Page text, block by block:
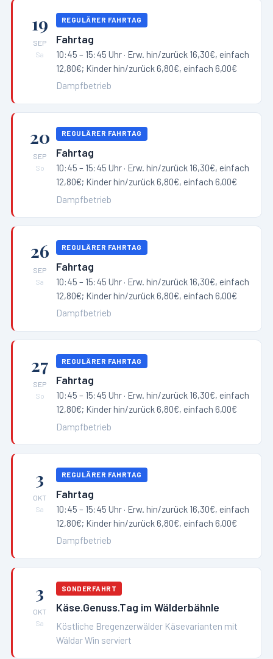
19
SEP
Sa
REGULÄRER FAHRTAG
Fahrtag
10:45 – 15:45 Uhr · Erw. hin/zurück 16,30€, einfach
12,80€; Kinder hin/zurück 6,80€, einfach 6,00€
Dampfbetrieb
20
SEP
So
REGULÄRER FAHRTAG
Fahrtag
10:45 – 15:45 Uhr · Erw. hin/zurück 16,30€, einfach
12,80€; Kinder hin/zurück 6,80€, einfach 6,00€
Dampfbetrieb
26
SEP
Sa
REGULÄRER FAHRTAG
Fahrtag
10:45 – 15:45 Uhr · Erw. hin/zurück 16,30€, einfach
12,80€; Kinder hin/zurück 6,80€, einfach 6,00€
Dampfbetrieb
27
SEP
So
REGULÄRER FAHRTAG
Fahrtag
10:45 – 15:45 Uhr · Erw. hin/zurück 16,30€, einfach
12,80€; Kinder hin/zurück 6,80€, einfach 6,00€
Dampfbetrieb
3
OKT
Sa
REGULÄRER FAHRTAG
Fahrtag
10:45 – 15:45 Uhr · Erw. hin/zurück 16,30€, einfach
12,80€; Kinder hin/zurück 6,80€, einfach 6,00€
Dampfbetrieb
3
OKT
Sa
SONDERFAHRT
Käse.Genuss.Tag im Wälderbähnle
Köstliche Bregenzerwälder Käsevarianten mit
Wäldar Win serviert